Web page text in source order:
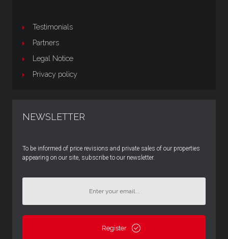
Testimonials
Partners
Legal Notice
Privacy policy
NEWSLETTER
To be informed of price revisions and private sales of our properties
appearing on our site, subscribe to our newsletter.
Register